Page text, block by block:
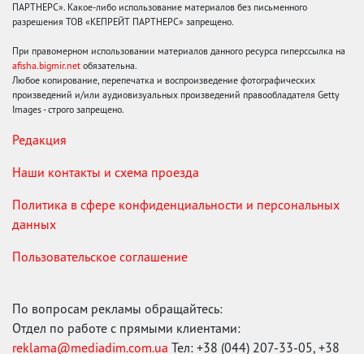
ПАРТНЕРС». Какое-либо использование материалов без письменного
разрешения ТОВ «КЕПРЕЙТ ПАРТНЕРС» запрещено.
При правомерном использовании материалов данного ресурса гиперссылка на
afisha.bigmir.net обязательна.
Любое копирование, перепечатка и воспроизведение фотографических
произведений и/или аудиовизуальных произведений правообладателя Getty
Images - строго запрещено.
Редакция
Наши контакты и схема проезда
Политика в сфере конфиденциальности и персональных
данных
Пользовательское соглашение
По вопросам рекламы обращайтесь:
Отдел по работе с прямыми клиентами:
reklama@mediadim.com.ua Тел: +38 (044) 207-33-05, +38